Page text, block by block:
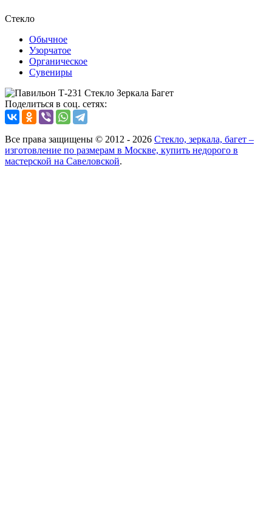
Стекло
Обычное
Узорчатое
Органическое
Сувениры
Поделиться в соц. сетях:
Все права защищены © 2012 - 2026 Стекло, зеркала, багет –
изготовление по размерам в Москве, купить недорого в
мастерской на Савеловской.